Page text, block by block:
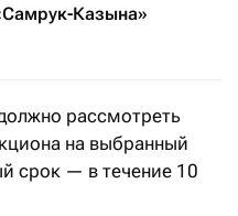
Казына»
рассмотреть
на выбранный
срок — в течение 10